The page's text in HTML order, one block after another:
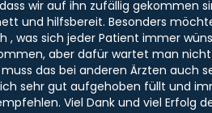
wir auf ihn zufällig gekommen
und hilfsbereit. Besonders
, was sich jeder Patient immer
aber dafür wartet man
das bei anderen Ärzten auch
sehr gut aufgehoben füllt und
Viel Dank und viel Erfolg